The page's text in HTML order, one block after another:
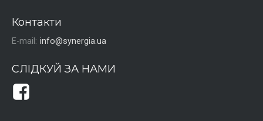
Контакти
E-mail: info@synergia.ua
СЛІДКУЙ ЗА НАМИ